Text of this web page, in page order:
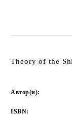
Theory of the
Автор(и):
ISBN: